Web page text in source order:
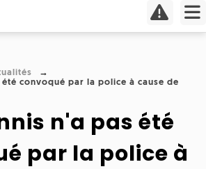
été convoqué par la police à cause de
n'a pas été
par la police à